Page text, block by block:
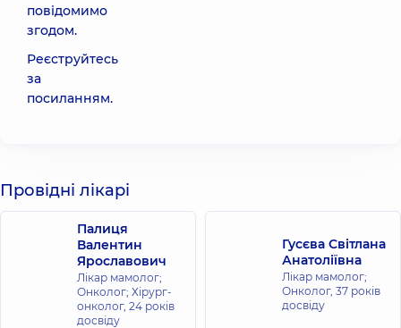
повідомимо
згодом.
Реєструйтесь
за
посиланням.
Провідні лікарі
Палиця
Валентин
Ярославович
Лікар мамолог;
Онколог; Хірург-
онколог, 24 років
досвіду
Гусєва Світлана
Анатоліївна
Лікар мамолог;
Онколог, 37 років
досвіду